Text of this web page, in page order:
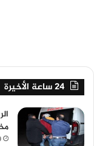
24 ساعة الأخيرة
9